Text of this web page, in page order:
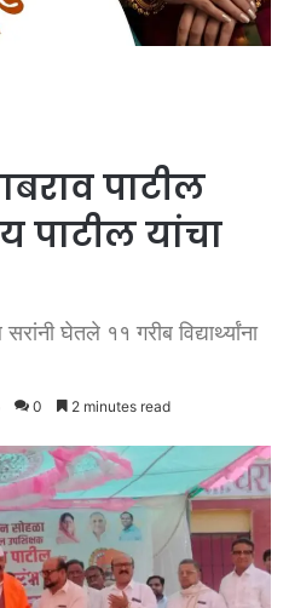
पाटील
पाटील यांचा
घेतले ११ गरीब विद्यार्थ्यांना
0 2 minutes read